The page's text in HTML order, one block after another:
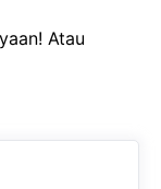
Atau